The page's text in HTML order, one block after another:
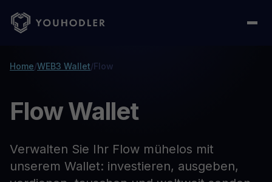
Home/WEB3 Wallet/Flow
Flow Wallet
Verwalten Sie Ihr Flow mühelos mit
unserem Wallet: investieren, ausgeben,